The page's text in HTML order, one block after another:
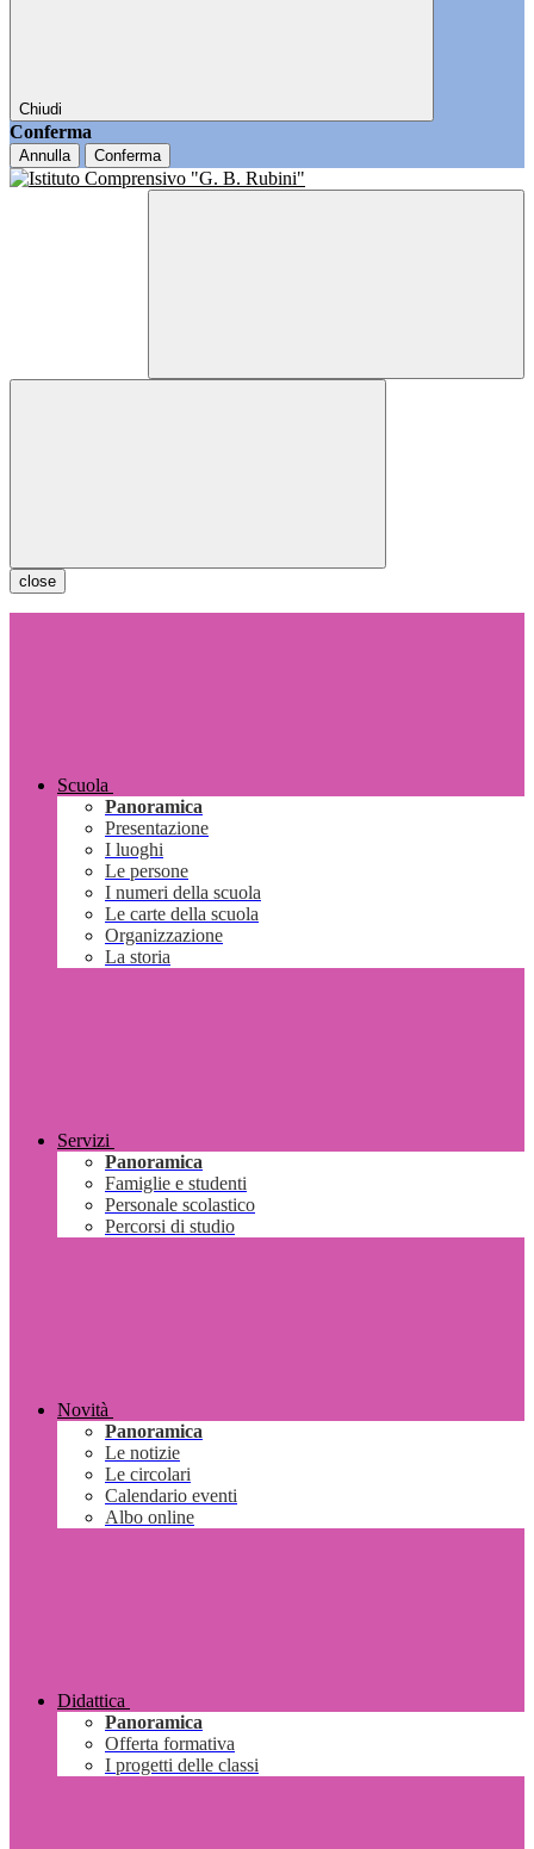
Chiudi
Conferma
Annulla Conferma
close
Scuola
Panoramica
Presentazione
I luoghi
Le persone
I numeri della scuola
Le carte della scuola
Organizzazione
La storia
Servizi
Panoramica
Famiglie e studenti
Personale scolastico
Percorsi di studio
Novità
Panoramica
Le notizie
Le circolari
Calendario eventi
Albo online
Didattica
Panoramica
Offerta formativa
I progetti delle classi